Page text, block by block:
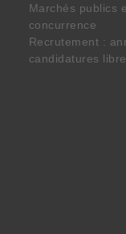
Marchés publics
concurrence
Recrutement :
candidatures